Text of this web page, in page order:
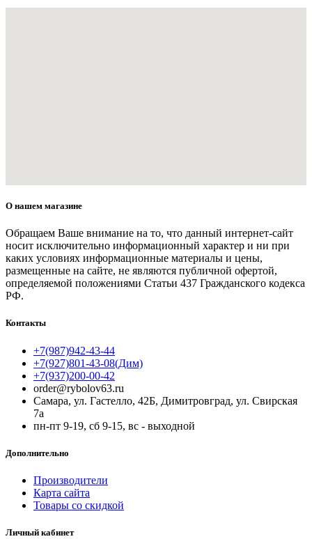
О нашем магазине
Обращаем Ваше внимание на то, что данный интернет-сайт
носит исключительно информационный характер и ни при
каких условиях информационные материалы и цены,
размещенные на сайте, не являются публичной офертой,
определяемой положениями Статьи 437 Гражданского кодекса
РФ.
Контакты
+7(987)942-43-44
+7(927)801-43-08(Дим)
+7(937)200-00-42
order@rybolov63.ru
Самара, ул. Гастелло, 42Б, Димитровград, ул. Свирская
7а
пн-пт 9-19, сб 9-15, вс - выходной
Дополнительно
Производители
Карта сайта
Товары со скидкой
Личный кабинет